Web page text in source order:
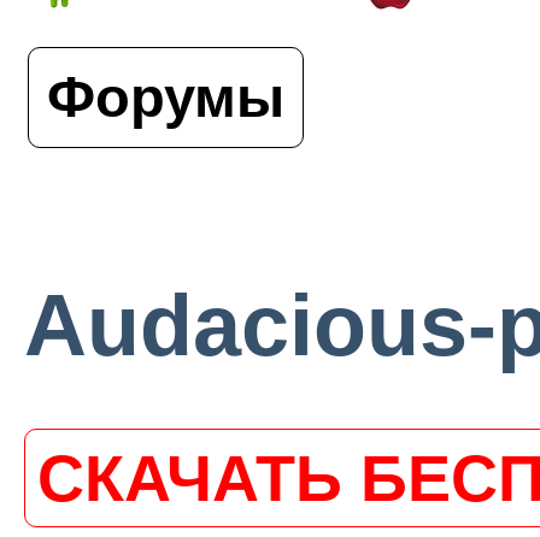
Форумы
Audacious-
СКАЧАТЬ